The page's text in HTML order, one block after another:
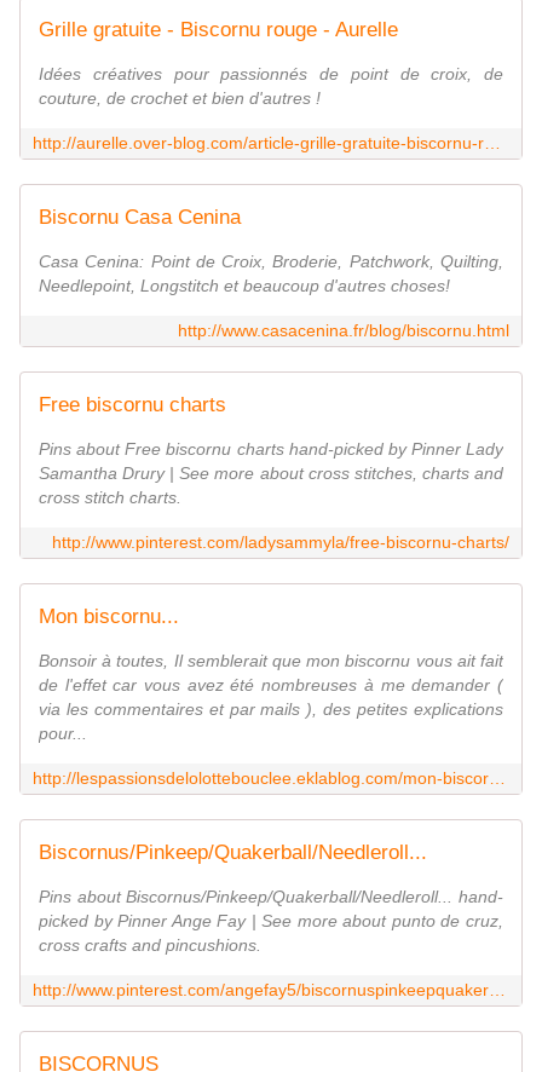
Grille gratuite - Biscornu rouge - Aurelle
Idées créatives pour passionnés de point de croix, de
couture, de crochet et bien d'autres !
Biscornu Casa Cenina
Casa Cenina: Point de Croix, Broderie, Patchwork, Quilting,
Needlepoint, Longstitch et beaucoup d'autres choses!
http://www.casacenina.fr/blog/biscornu.html
Free biscornu charts
Pins about Free biscornu charts hand-picked by Pinner Lady
Samantha Drury | See more about cross stitches, charts and
cross stitch charts.
http://www.pinterest.com/ladysammyla/free-biscornu-charts/
Mon biscornu...
Bonsoir à toutes, Il semblerait que mon biscornu vous ait fait
de l'effet car vous avez été nombreuses à me demander (
via les commentaires et par mails ), des petites explications
pour...
Biscornus/Pinkeep/Quakerball/Needleroll...
Pins about Biscornus/Pinkeep/Quakerball/Needleroll... hand-
picked by Pinner Ange Fay | See more about punto de cruz,
cross crafts and pincushions.
BISCORNUS